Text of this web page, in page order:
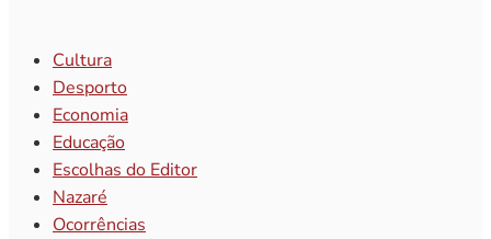
Cultura
Desporto
Economia
Educação
Escolhas do Editor
Nazaré
Ocorrências